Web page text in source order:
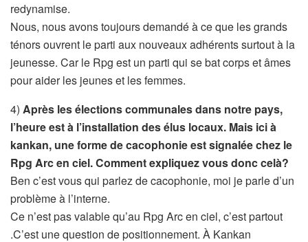
redynamise.
Nous, nous avons toujours demandé à ce que les grands
ténors ouvrent le parti aux nouveaux adhérents surtout à la
jeunesse. Car le Rpg est un parti qui se bat corps et âmes
pour aider les jeunes et les femmes.
4) Après les élections communales dans notre pays,
l’heure est à l’installation des élus locaux. Mais ici à
kankan, une forme de cacophonie est signalée chez le
Rpg Arc en ciel. Comment expliquez vous donc celà?
Ben c’est vous qui parlez de cacophonie, moi je parle d’un
problème à l’interne.
Ce n’est pas valable qu’au Rpg Arc en ciel, c’est partout
.C’est une question de positionnement. À Kankan